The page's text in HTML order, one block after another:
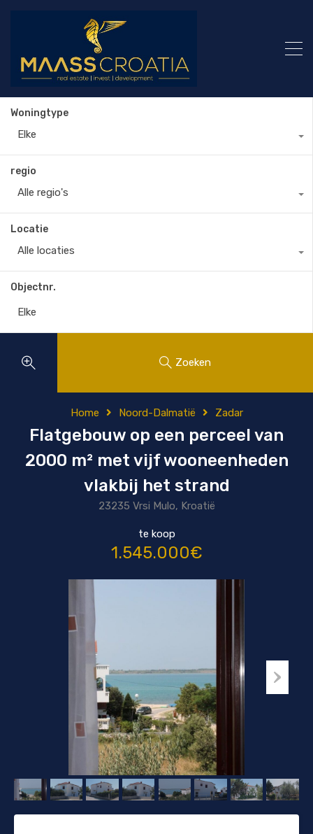
Woningtype
Elke
regio
Alle regio's
Locatie
Alle locaties
Objectnr.
Zoeken
Home Noord-Dalmatië Zadar
Flatgebouw op een perceel van
2000 m² met vijf wooneenheden
vlakbij het strand
23235 Vrsi Mulo, Kroatië
te koop
1.545.000€